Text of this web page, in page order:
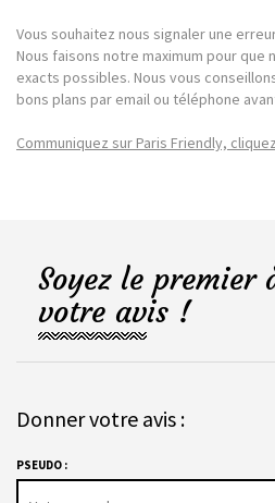
Vous souhaitez nous signaler une
Nous faisons notre maximum pour que
exacts possibles. Nous vous
bons plans par email ou téléphone
Communiquez sur Paris Friendly,
Soyez le premier
votre avis !
Donner votre avis :
PSEUDO :